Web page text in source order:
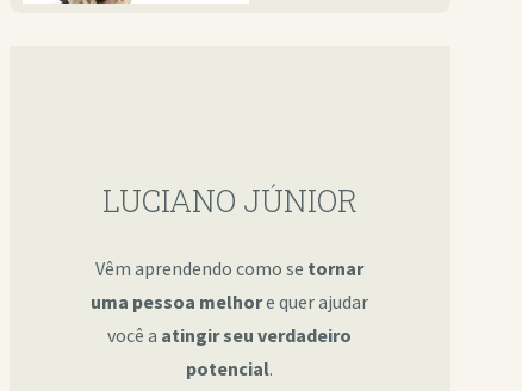
LUCIANO JÚNIOR
Vêm aprendendo como se tornar
uma pessoa melhore quer ajudar
você a atingir seu verdadeiro
potencial.